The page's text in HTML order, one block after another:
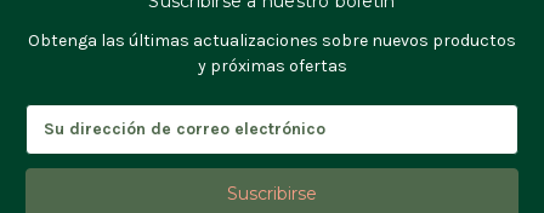
Obtenga las últimas actualizaciones sobre nuevos productos
y próximas ofertas
r